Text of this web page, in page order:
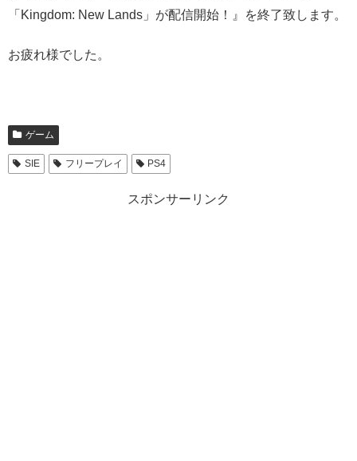
「Kingdom: New Lands」が配信開始！』を終了致します。
お疲れ様でした。
ゲーム
SIE フリープレイ PS4
スポンサーリンク